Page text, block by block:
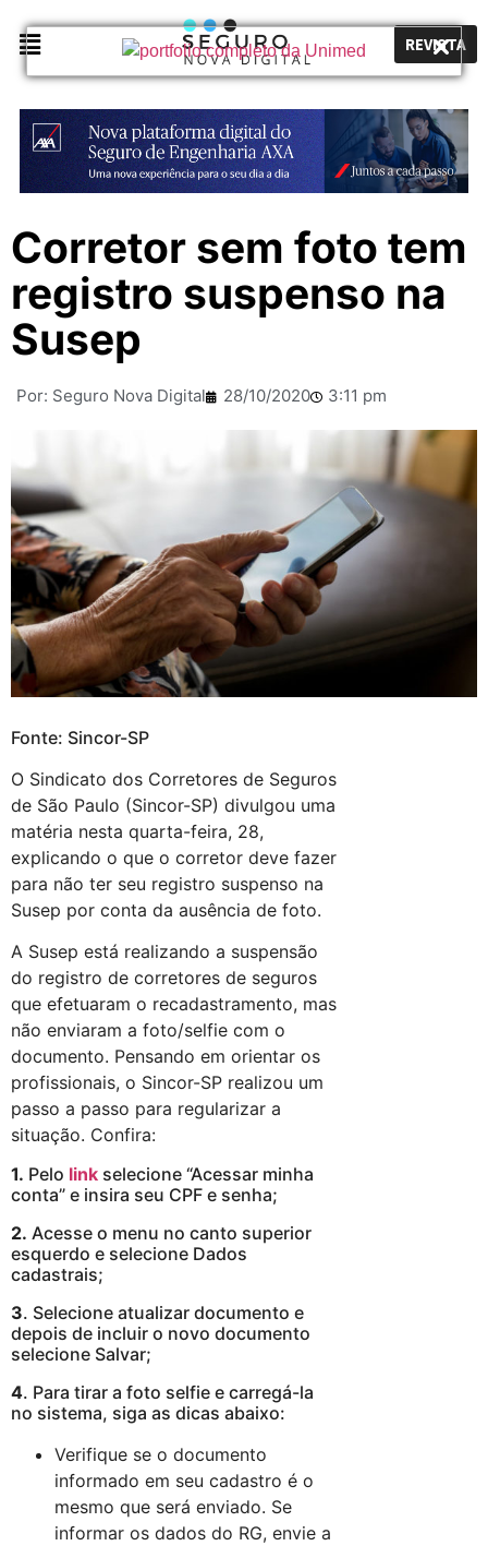
REVISTA
Corretor sem foto tem
registro suspenso na
Susep
Por: Seguro Nova Digital 28/10/2020 3:11 pm
Fonte: Sincor-SP
O Sindicato dos Corretores de Seguros
de São Paulo (Sincor-SP) divulgou uma
matéria nesta quarta-feira, 28,
explicando o que o corretor deve fazer
para não ter seu registro suspenso na
Susep por conta da ausência de foto.
A Susep está realizando a suspensão
do registro de corretores de seguros
que efetuaram o recadastramento, mas
não enviaram a foto/selfie com o
documento. Pensando em orientar os
profissionais, o Sincor-SP realizou um
passo a passo para regularizar a
situação. Confira:
1. Pelo link selecione “Acessar minha
conta” e insira seu CPF e senha;
2. Acesse o menu no canto superior
esquerdo e selecione Dados
cadastrais;
3. Selecione atualizar documento e
depois de incluir o novo documento
selecione Salvar;
4. Para tirar a foto selfie e carregá-la
no sistema, siga as dicas abaixo:
Verifique se o documento
informado em seu cadastro é o
mesmo que será enviado. Se
informar os dados do RG, envie a